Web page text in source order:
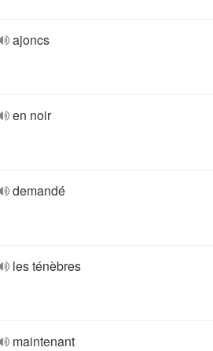
ajoncs
en noir
demandé
les ténèbres
maintenant